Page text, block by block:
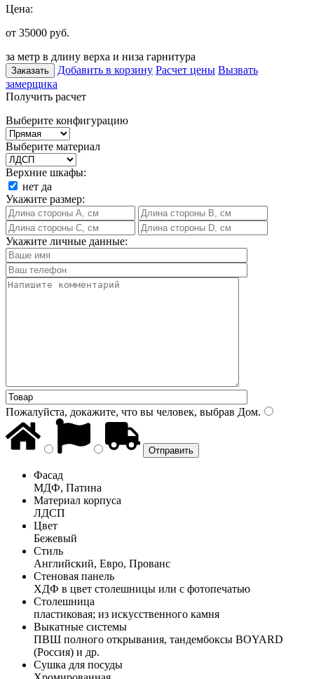
Цена:
от 35000 руб.
за метр в длину верха и низа гарнитура
Заказать Добавить в корзину Расчет цены Вызвать
замерщика
Получить расчет
Выберите конфигурацию
Выберите материал
Верхние шкафы:
нет да
Укажите размер:
Укажите личные данные:
Пожалуйста, докажите, что вы человек, выбрав Дом.
Фасад
МДФ, Патина
Материал корпуса
ЛДСП
Цвет
Бежевый
Стиль
Английский, Евро, Прованс
Стеновая панель
ХДФ в цвет столешницы или с фотопечатью
Столешница
пластиковая; из искусственного камня
Выкатные системы
ПВШ полного открывания, тандембоксы BOYARD
(Россия) и др.
Сушка для посуды